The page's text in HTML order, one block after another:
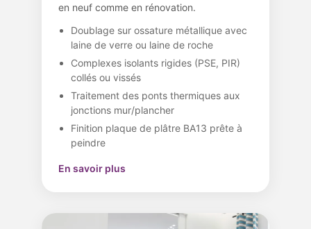
en neuf comme en rénovation.
Doublage sur ossature métallique avec
laine de verre ou laine de roche
Complexes isolants rigides (PSE, PIR)
collés ou vissés
Traitement des ponts thermiques aux
jonctions mur/plancher
Finition plaque de plâtre BA13 prête à
peindre
En savoir plus